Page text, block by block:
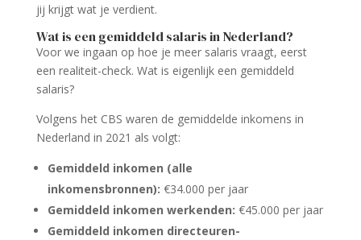
jij krijgt wat je verdient.
Wat is een gemiddeld salaris in Nederland?
Voor we ingaan op hoe je meer salaris vraagt, eerst
een realiteit-check. Wat is eigenlijk een gemiddeld
salaris?
Volgens het CBS waren de gemiddelde inkomens in
Nederland in 2021 als volgt:
Gemiddeld inkomen (alle
inkomensbronnen): €34.000 per jaar
Gemiddeld inkomen werkenden: €45.000 per jaar
Gemiddeld inkomen directeuren-